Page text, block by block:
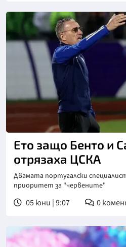
Ето защо Бенто и
отрязаха ЦСКА
Двамата португалски
приоритет за "червените"
05 юни | 9:07 0